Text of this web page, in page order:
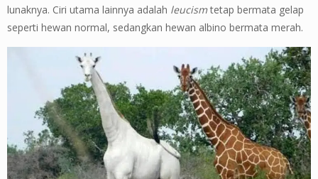
lunaknya. Ciri utama lainnya adalah leucismtetap bermata gelap
seperti hewan normal, sedangkan hewan albino bermata merah.